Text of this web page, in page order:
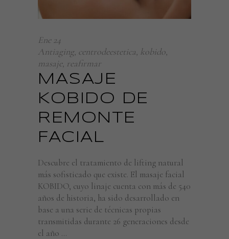
Ene 24
Antiaging, centrodeestetica, kobido,
masaje, reafirmar
MASAJE
KOBIDO DE
REMONTE
FACIAL
Descubre el tratamiento de lifting natural
más sofisticado que existe. El masaje facial
KOBIDO, cuyo linaje cuenta con más de 540
años de historia, ha sido desarrollado en
base a una serie de técnicas propias
transmitidas durante 26 generaciones desde
el año